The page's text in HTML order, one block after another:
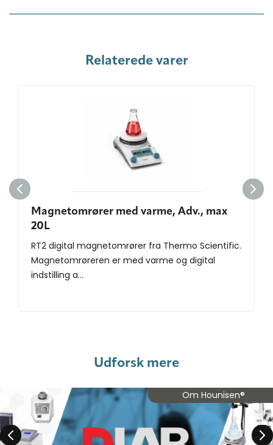
Relaterede varer
Magnetomrører med varme, Adv., max
20L
RT2 digital magnetomrører fra Thermo Scientific.
Magnetomrøreren er med varme og digital
indstilling a...
Udforsk mere
Om Hounisen®